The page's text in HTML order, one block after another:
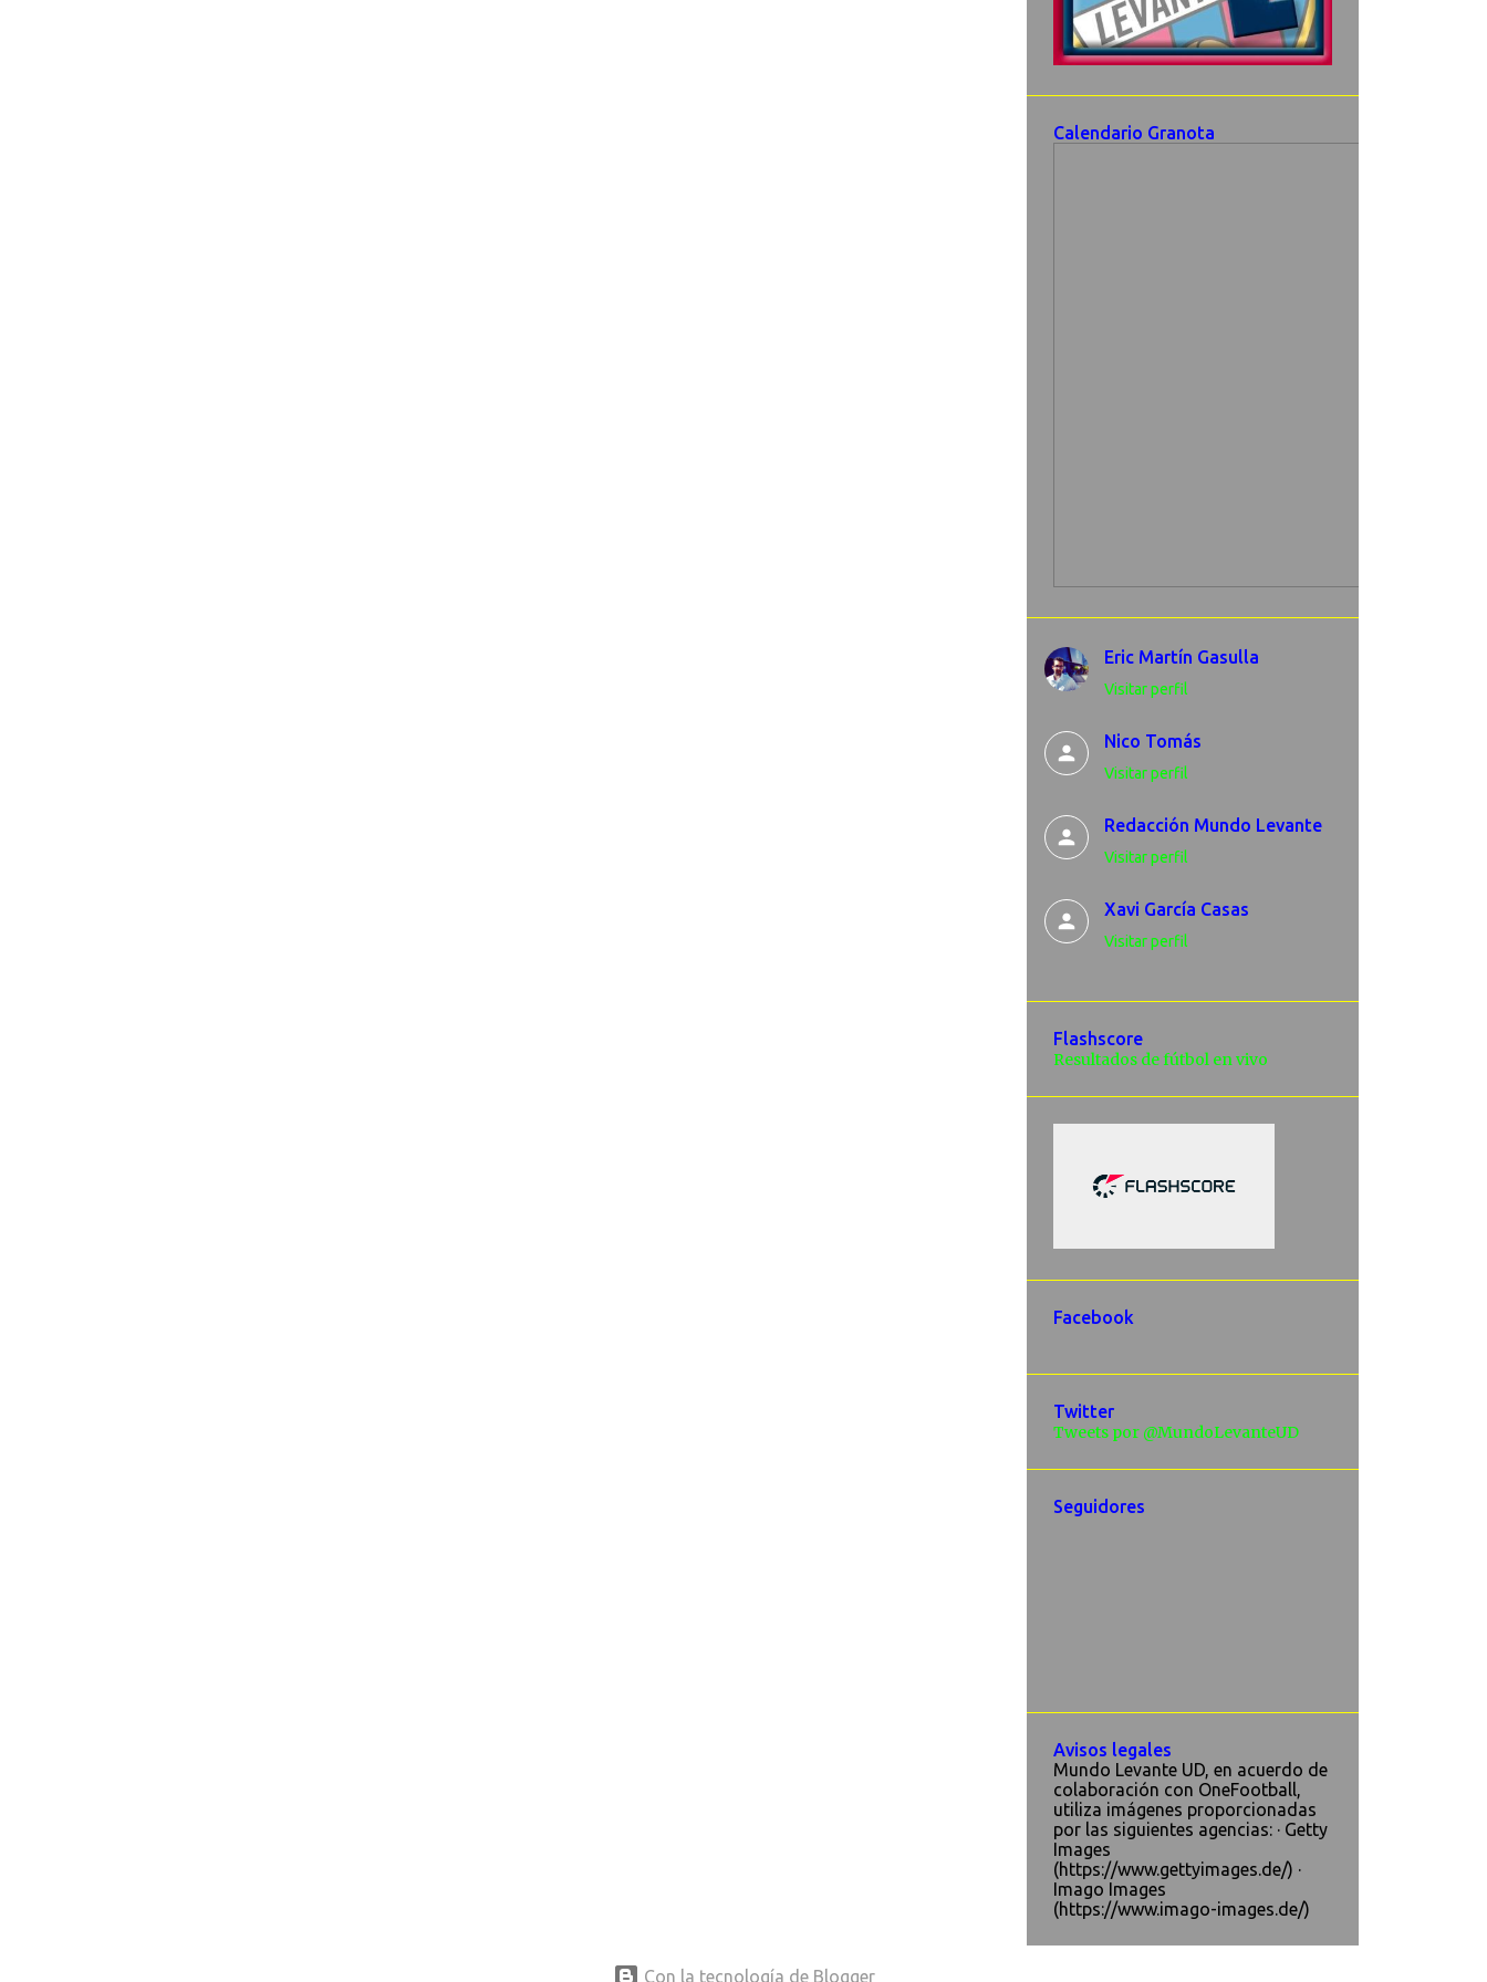
Calendario Granota
Eric Martín Gasulla
Visitar perfil
Nico Tomás
Visitar perfil
Redacción Mundo Levante
Visitar perfil
Xavi García Casas
Visitar perfil
Flashscore
Resultados de fútbol en vivo
Facebook
Twitter
Tweets por @MundoLevanteUD
Seguidores
Avisos legales
Mundo Levante UD, en acuerdo de
colaboración con OneFootball,
utiliza imágenes proporcionadas
por las siguientes agencias: · Getty
Images
(https://www.gettyimages.de/) ·
Imago Images
(https://www.imago-images.de/)
Con la tecnología de Blogger